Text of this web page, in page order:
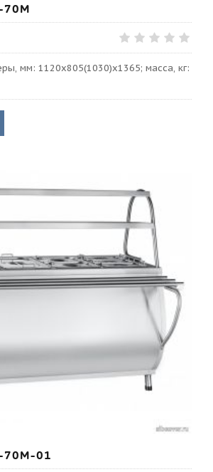
70М
мм: 1120x805(1030)x1365; масса, кг:
01